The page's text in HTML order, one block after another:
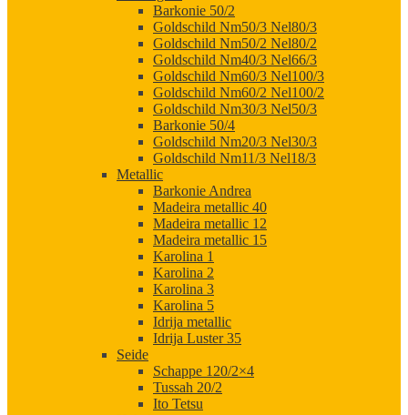
Barkonie 50/2
Goldschild Nm50/3 Nel80/3
Goldschild Nm50/2 Nel80/2
Goldschild Nm40/3 Nel66/3
Goldschild Nm60/3 Nel100/3
Goldschild Nm60/2 Nel100/2
Goldschild Nm30/3 Nel50/3
Barkonie 50/4
Goldschild Nm20/3 Nel30/3
Goldschild Nm11/3 Nel18/3
Metallic
Barkonie Andrea
Madeira metallic 40
Madeira metallic 12
Madeira metallic 15
Karolina 1
Karolina 2
Karolina 3
Karolina 5
Idrija metallic
Idrija Luster 35
Seide
Schappe 120/2×4
Tussah 20/2
Ito Tetsu